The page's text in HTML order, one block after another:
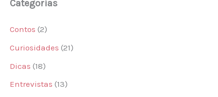
Categorias
Contos (2)
Curiosidades (21)
Dicas (18)
Entrevistas (13)